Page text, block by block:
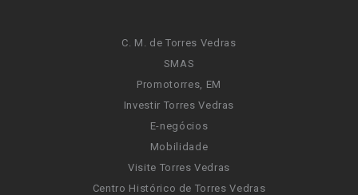
C. M. de Torres Vedras
SMAS
Promotorres, EM
Investir Torres Vedras
E-negócios
Mobilidade
Visite Torres Vedras
Centro Histórico de Torres Vedras